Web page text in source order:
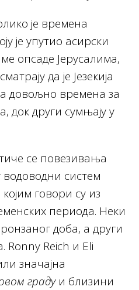
је времена
је упутио асирски
опсаде Јерусалима,
да је Језекија
довољно времена за
док други сумњају у
се повезивања
систем
говори су из
периода. Неки
доба, а други
Ronny Reich и Eli
значајна
градуи близини